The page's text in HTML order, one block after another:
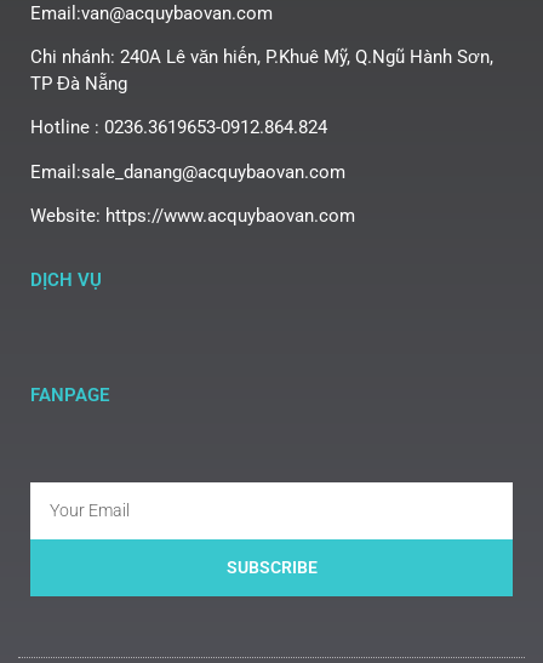
Email:van@acquybaovan.com
Chi nhánh: 240A Lê văn hiến, P.Khuê Mỹ, Q.Ngũ Hành Sơn,
TP Đà Nẵng
Hotline : 0236.3619653-0912.864.824
Email:sale_danang@acquybaovan.com
Website: https://www.acquybaovan.com
DỊCH VỤ
FANPAGE
SUBSCRIBE